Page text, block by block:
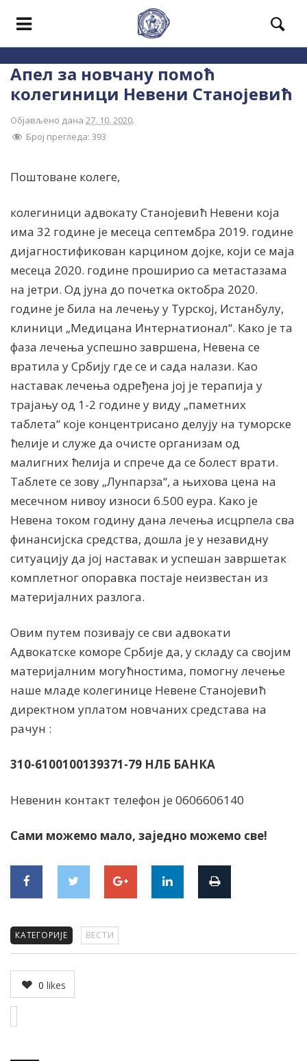
Апел за новчану помоћ
колегиници Невени Станојевић
Објављено дана 27. 10. 2020.
Број прегледа: 393
Поштоване колеге,
колегиници адвокату Станојевић Невени која
има 32 године је месеца септембра 2019. године
дијагностификован карцином дојке, који се маја
месеца 2020. године проширио са метастазама
на јетри. Од јуна до почетка октобра 2020.
године је била на лечењу у Турској, Истанбулу,
клиници „Медицана Интернатионал“. Како је та
фаза лечења успешно завршена, Невена се
вратила у Србију где се и сада налази. Као
наставак лечења одређена јој је терапија у
трајању од 1-2 године у виду „паметних
таблета“ које концентрисано делују на туморске
ћелије и служе да очисте организам од
малигних ћелија и спрече да се болест врати.
Таблете се зову „Лyнпарза“, а њихова цена на
месечном нивоу износи 6.500 еура. Како је
Невена током годину дана лечења исцрпела сва
финансијска средства, дошла је у незавидну
ситуацију да јој наставак и успешан завршетак
комплетног опоравка постаје неизвестан из
материјалних разлога.
Овим путем позивају се сви адвокати
Адвокатске коморе Србије да, у складу са својим
материјалним могућностима, помогну лечење
наше младе колегинице Невене Станојевић
директном уплатом новчаних средстава на
рачун :
310-6100100139371-79 НЛБ БАНКА
Невенин контакт телефон је 0606606140
Сами можемо мало, заједно можемо све!
КАТЕГОРИЈЕ ВЕСТИ
0 likes